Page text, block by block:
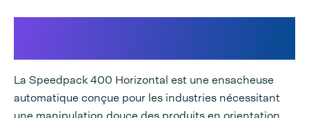
La Speedpack 400 Horizontal est une ensacheuse
automatique conçue pour les industries nécessitant